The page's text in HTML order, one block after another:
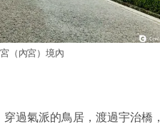
（內宮）境內
過氣派的鳥居，渡過宇治橋